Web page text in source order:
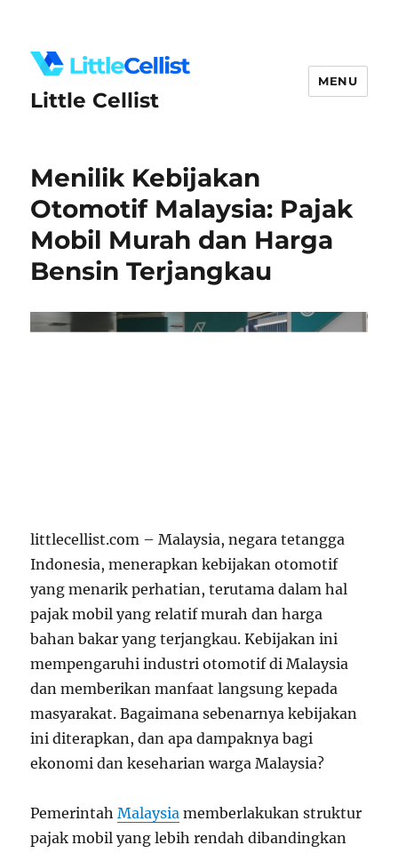
Little Cellist
MENU
Menilik Kebijakan
Otomotif Malaysia: Pajak
Mobil Murah dan Harga
Bensin Terjangkau
littlecellist.com – Malaysia, negara tetangga
Indonesia, menerapkan kebijakan otomotif
yang menarik perhatian, terutama dalam hal
pajak mobil yang relatif murah dan harga
bahan bakar yang terjangkau. Kebijakan ini
mempengaruhi industri otomotif di Malaysia
dan memberikan manfaat langsung kepada
masyarakat. Bagaimana sebenarnya kebijakan
ini diterapkan, dan apa dampaknya bagi
ekonomi dan keseharian warga Malaysia?
PemerintahMalaysia memberlakukan struktur
pajak mobil yang lebih rendah dibandingkan